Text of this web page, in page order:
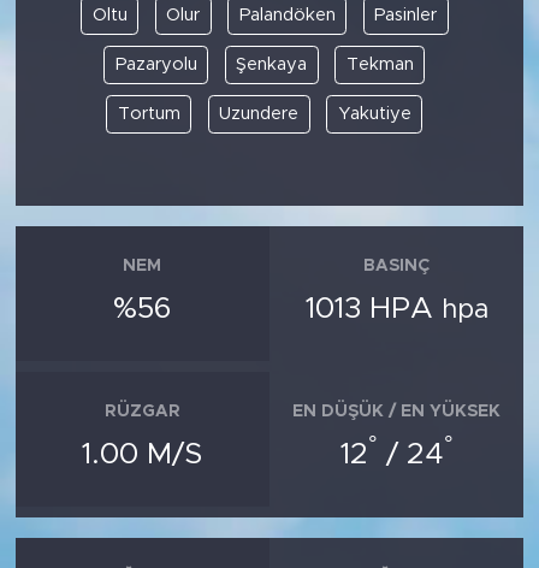
Oltu Olur Palandöken Pasinler
Pazaryolu Şenkaya Tekman
Tortum Uzundere Yakutiye
NEM
%56
BASINÇ
1013 HPA hpa
RÜZGAR
1.00 M/S
EN DÜŞÜK / EN YÜKSEK
12° / 24°